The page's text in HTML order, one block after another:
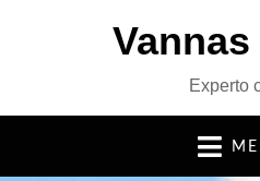
Experto